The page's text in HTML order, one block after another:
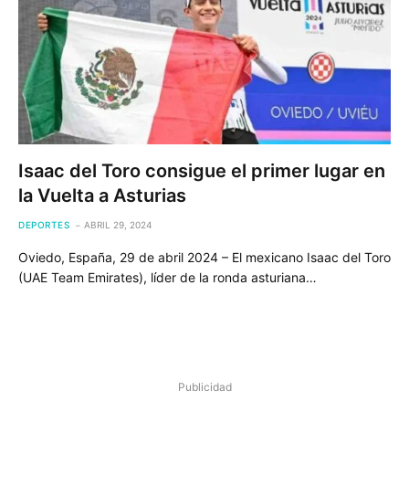
Isaac del Toro consigue el primer lugar en
la Vuelta a Asturias
DEPORTES ABRIL 29, 2024
Oviedo, España, 29 de abril 2024 – El mexicano Isaac del Toro
(UAE Team Emirates), líder de la ronda asturiana…
Publicidad